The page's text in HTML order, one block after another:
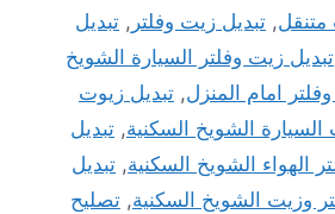
متنقل, تبديل زيت وفلتر , تبديل
تبديل زيت وفلتر السيارة الشويخ
امام المنزل, تبديل زيوت
السيارة الشويخ السكنية, تبديل
الهواء الشويخ السكنية, تبديل
وزيت الشويخ السكنية, تصليح